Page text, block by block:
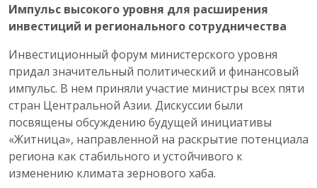
Импульс высокого уровня для расширения
инвестиций и регионального сотрудничества
Инвестиционный форум министерского уровня
придал значительный политический и финансовый
импульс. В нем приняли участие министры всех пяти
стран Центральной Азии. Дискуссии были
посвящены обсуждению будущей инициативы
«Житница», направленной на раскрытие потенциала
региона как стабильного и устойчивого к
изменению климата зернового хаба.